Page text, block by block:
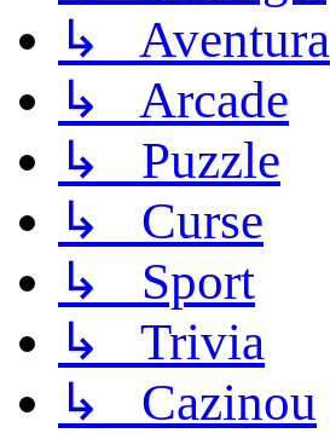
↳ Aventura
↳ Arcade
↳ Puzzle
↳ Curse
↳ Sport
↳ Trivia
↳ Cazinou